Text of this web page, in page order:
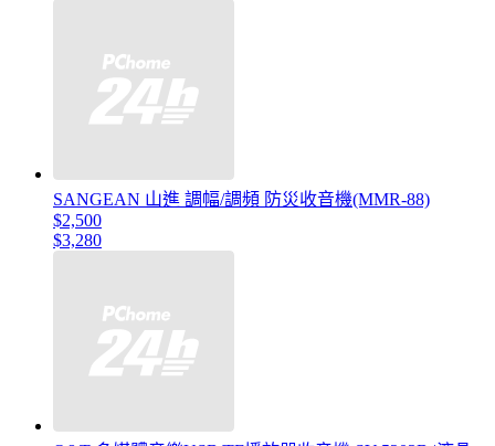
SANGEAN 山進 調幅/調頻 防災收音機(MMR-88)
$2,500
$3,280